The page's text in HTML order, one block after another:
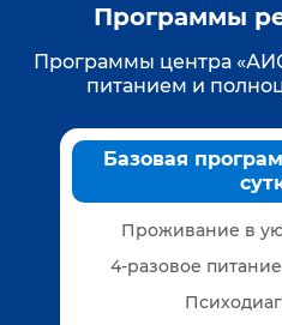
Программы
Программы центра
питанием и
Базовая
Проживание в
4-разовое